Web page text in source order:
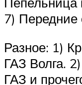
7)
Разное: 1)
ГАЗ Волга.
ГАЗ и